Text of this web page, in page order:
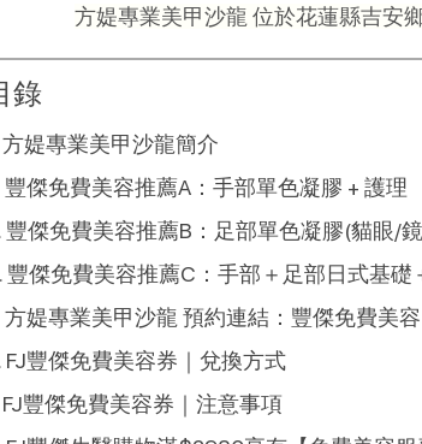
方媞專業美甲沙龍 位於花蓮縣吉安
錄
方媞專業美甲沙龍簡介
豐傑免費美容推薦A：手部單色凝膠 + 護理
豐傑免費美容推薦B：足部單色凝膠(貓眼/
豐傑免費美容推薦C：手部＋足部日式基礎
方媞專業美甲沙龍 預約連結：豐傑免費美容
FJ豐傑免費美容券｜兌換方式
FJ豐傑免費美容券｜注意事項